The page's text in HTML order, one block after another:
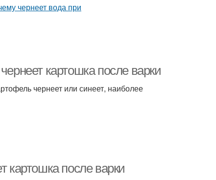
картошка после варки
чернеет или синеет, наиболее
картошка после варки